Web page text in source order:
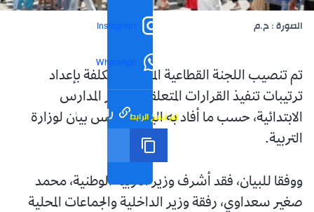
Instagram
WhatsApp
رابط مختصر تم نسخ الرابط
الصورة : ح.م
تم تنصيب اللجنة القطاعية المشتركة المكلفة بإعداد
ترتيبات تنفيذ القرارات المتعلقة بتسيير المدارس
الابتدائية، حسب ما أفاد به اليوم الخميس بيان لوزارة
التربية.
ووفقا للبيان، فقد أشرف وزير التربية الوطنية، محمد
صغير سعداوي، رفقة وزير الداخلية والجماعات المحلية